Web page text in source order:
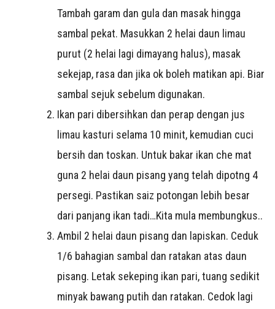
Tambah garam dan gula dan masak hingga
sambal pekat. Masukkan 2 helai daun limau
purut (2 helai lagi dimayang halus), masak
sekejap, rasa dan jika ok boleh matikan api. Biar
sambal sejuk sebelum digunakan.
Ikan pari dibersihkan dan perap dengan jus
limau kasturi selama 10 minit, kemudian cuci
bersih dan toskan. Untuk bakar ikan che mat
guna 2 helai daun pisang yang telah dipotng 4
persegi. Pastikan saiz potongan lebih besar
dari panjang ikan tadi…Kita mula membungkus..
Ambil 2 helai daun pisang dan lapiskan. Ceduk
1/6 bahagian sambal dan ratakan atas daun
pisang. Letak sekeping ikan pari, tuang sedikit
minyak bawang putih dan ratakan. Cedok lagi